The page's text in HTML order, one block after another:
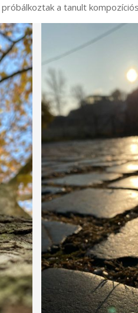
a tanult